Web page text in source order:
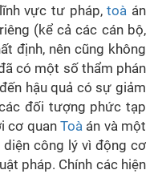
vực tư pháp,toà án
(kể cả các cán bộ,
định, nên cũng không
có một số thẩm phán
hậu quả có sự giảm
đối tượng phức tạp
cơ quanToà án và một
công lý vì động cơ
pháp. Chính các hiện